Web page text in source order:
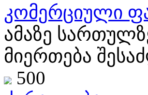
კომერციული
ამაზე
მიერთება
500